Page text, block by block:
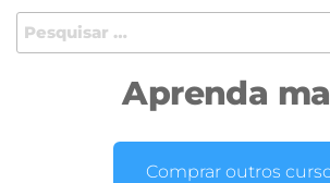
Aprenda
Comprar outros